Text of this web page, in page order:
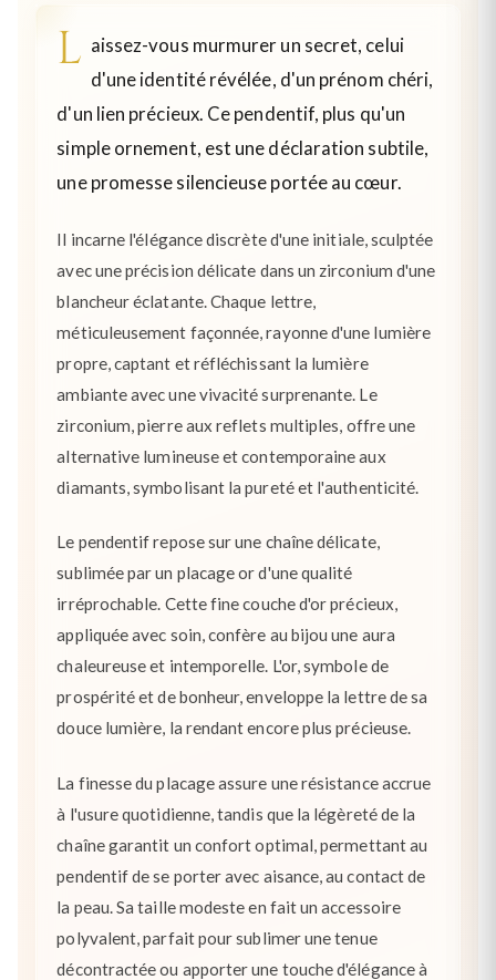
L aissez-vous murmurer un secret, celui
d'une identité révélée, d'un prénom chéri,
d'un lien précieux. Ce pendentif, plus qu'un
simple ornement, est une déclaration subtile,
une promesse silencieuse portée au cœur.
Il incarne l'élégance discrète d'une initiale, sculptée
avec une précision délicate dans un zirconium d'une
blancheur éclatante. Chaque lettre,
méticuleusement façonnée, rayonne d'une lumière
propre, captant et réfléchissant la lumière
ambiante avec une vivacité surprenante. Le
zirconium, pierre aux reflets multiples, offre une
alternative lumineuse et contemporaine aux
diamants, symbolisant la pureté et l'authenticité.
Le pendentif repose sur une chaîne délicate,
sublimée par un placage or d'une qualité
irréprochable. Cette fine couche d'or précieux,
appliquée avec soin, confère au bijou une aura
chaleureuse et intemporelle. L'or, symbole de
prospérité et de bonheur, enveloppe la lettre de sa
douce lumière, la rendant encore plus précieuse.
La finesse du placage assure une résistance accrue
à l'usure quotidienne, tandis que la légèreté de la
chaîne garantit un confort optimal, permettant au
pendentif de se porter avec aisance, au contact de
la peau. Sa taille modeste en fait un accessoire
polyvalent, parfait pour sublimer une tenue
décontractée ou apporter une touche d'élégance à